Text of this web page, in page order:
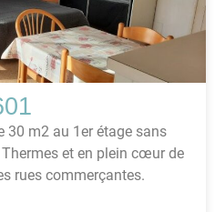
30 m2 au 1er étage sans
et en plein cœur de
rues commerçantes.